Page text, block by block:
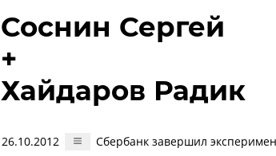
Соснин Сергей
+
Хайдаров Радик
26.10.2012 Сбербанк завершил